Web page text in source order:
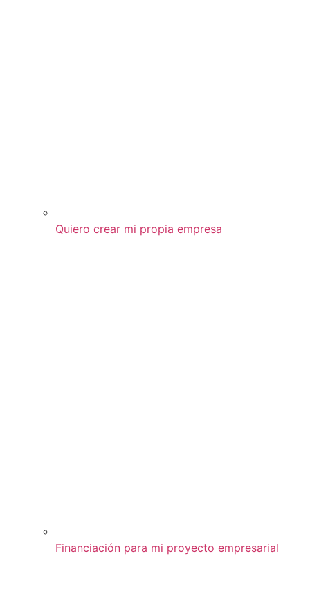
Quiero crear mi propia empresa
Financiación para mi proyecto empresarial